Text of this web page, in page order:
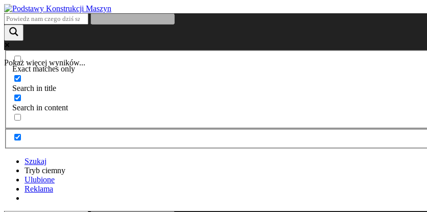
Pokaż więcej wyników...
Exact matches only
Search in title
Search in content
Szukaj
Tryb ciemny
Ulubione
Reklama